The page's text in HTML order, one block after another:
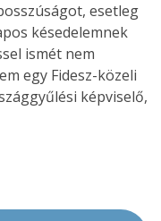
esetleg
késedelemnek
ismét nem
egy Fidesz-közeli
képviselő,